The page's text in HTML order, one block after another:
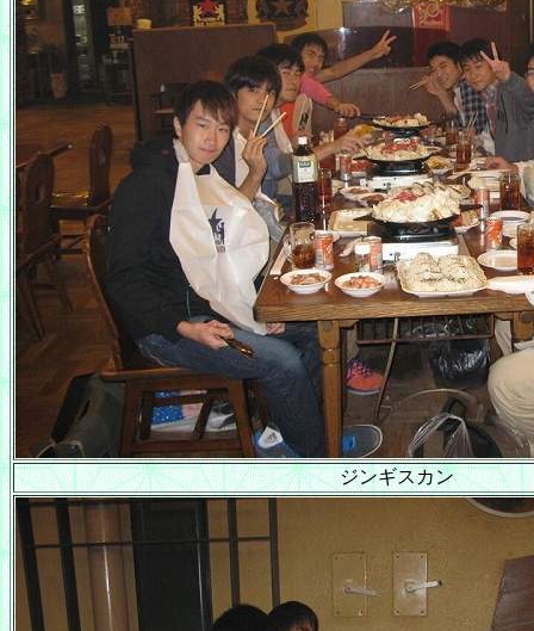
ジンギスカン